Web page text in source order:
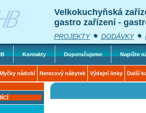
Velkokuchyňská
gastro zařízení -
PROJEKTY DODÁVKY
Kontakty Doporučujeme Napište
Myčky nádobí Nerezový nábytek Výdejní linky Další